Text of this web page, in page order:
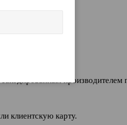
производителем
клиентскую карту.